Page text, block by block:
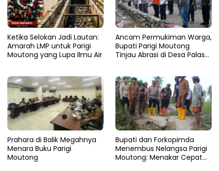
Ketika Selokan Jadi Lautan:
Amarah LMP untuk Parigi
Moutong yang Lupa Ilmu Air
Ancam Permukiman Warga,
Bupati Parigi Moutong
Tinjau Abrasi di Desa Palasa
Prahara di Balik Megahnya
Menara Buku Parigi
Moutong
​Bupati dan Forkopimda
Menembus Nelangsa Parigi
Moutong: Menakar Cepat